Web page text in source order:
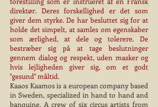
direktør. Deres forskellighed er det som
giver dem styrke. De har besluttet sig for at
holde det simpelt, at samles om egenskaber
som ærlighed, at dele og tolerere. De
bestræber sig på at tage beslutninger
gennem dialog og respekt, uden masker og
hvis lejligheden giver sig, om et godt
''gesund'' måltid.
Kaaos Kaamos is a european company based
in Sweden, specialized in hand to hand and
banquine. A crew of six circus artists from